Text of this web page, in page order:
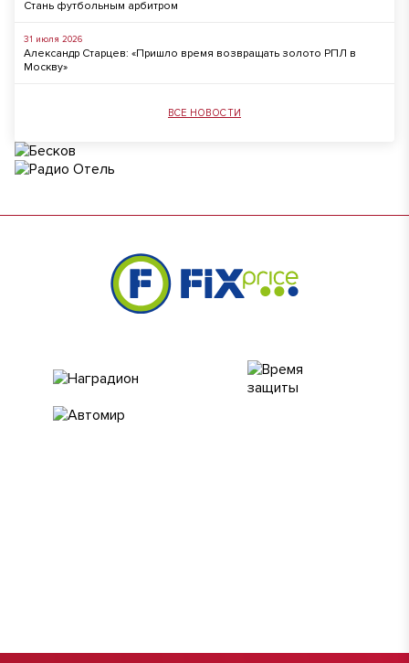
Стань футбольным арбитром
31 июля 2026
Александр Старцев: «Пришло время возвращать золото РПЛ в
Москву»
ВСЕ НОВОСТИ